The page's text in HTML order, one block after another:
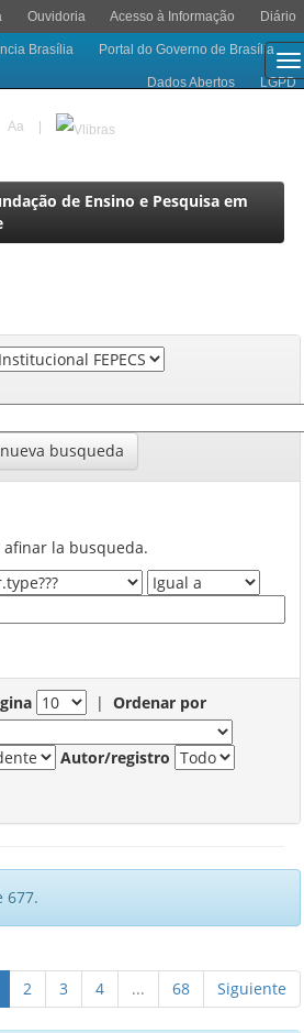
Ouvidoria Acesso à Informação Diário
Brasília Portal do Governo de Brasília
Dados Abertos LGPD
Aa
de Ensino e Pesquisa em
busqueda
la busqueda.
| Ordenar por
Autor/registro
677.
2 3 4 ... 68 Siguiente